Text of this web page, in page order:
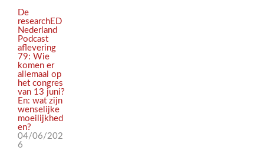
De
researchED
Nederland
Podcast
aflevering
79: Wie
komen er
allemaal op
het congres
van 13 juni?
En: wat zijn
wenselijke
moeilijkhed
en?
04/06/202
6